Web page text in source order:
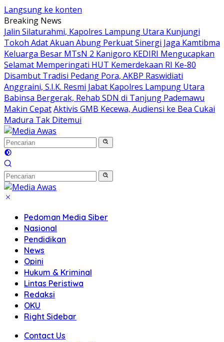
Langsung ke konten
Breaking News
Jalin Silaturahmi, Kapolres Lampung Utara Kunjungi
Tokoh Adat Akuan Abung Perkuat Sinergi Jaga Kamtibma
Keluarga Besar MTsN 2 Kanigoro KEDIRI Mengucapkan
Selamat Memperingati HUT Kemerdekaan RI Ke-80
Disambut Tradisi Pedang Pora, AKBP Raswidiati
Anggraini, S.I.K. Resmi Jabat Kapolres Lampung Utara
Babinsa Bergerak, Rehab SDN di Tanjung Pademawu
Makin CepatAktivis GMB Kecewa, Audiensi ke Bea Cukai
Madura Tak Ditemui
Pedoman Media Siber
Nasional
Pendidikan
News
Opini
Hukum & Kriminal
Lintas Peristiwa
Redaksi
OKU
Right Sidebar
Contact Us